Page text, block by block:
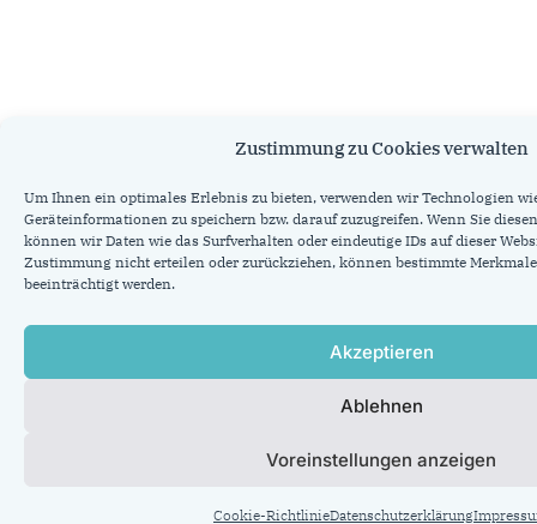
Zustimmung zu Cookies verwalten
Um Ihnen ein optimales Erlebnis zu bieten, verwenden wir Technologien
Geräteinformationen zu speichern bzw. darauf zuzugreifen. Wenn Sie
können wir Daten wie das Surfverhalten oder eindeutige IDs auf dieser
Zustimmung nicht erteilen oder zurückziehen, können bestimmte
beeinträchtigt werden.
Akzeptieren
Ablehnen
Voreinstellungen anzeigen
Cookie-RichtlinieDatenschutzerklärung